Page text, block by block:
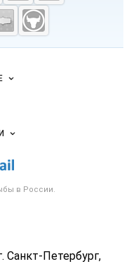
—
в России.
Санкт-Петербург,
данных